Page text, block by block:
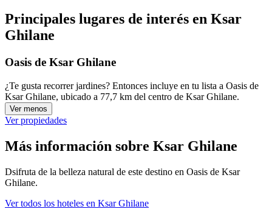
Principales lugares de interés en Ksar
Ghilane
Oasis de Ksar Ghilane
¿Te gusta recorrer jardines? Entonces incluye en tu lista a Oasis de
Ksar Ghilane, ubicado a 77,7 km del centro de Ksar Ghilane.
Ver menos
Ver propiedades
Más información sobre Ksar Ghilane
Dsifruta de la belleza natural de este destino en Oasis de Ksar
Ghilane.
Ver todos los hoteles en Ksar Ghilane